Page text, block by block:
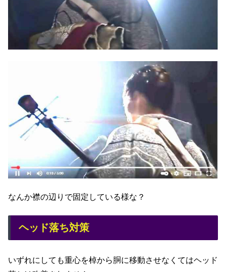
なんか襟の辺りで固定している様な？
ヘッド落ち対策
いずれにしても重心を棹から胴に移動させなくてはヘッド